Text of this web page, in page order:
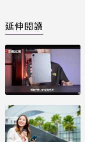
延伸閱讀